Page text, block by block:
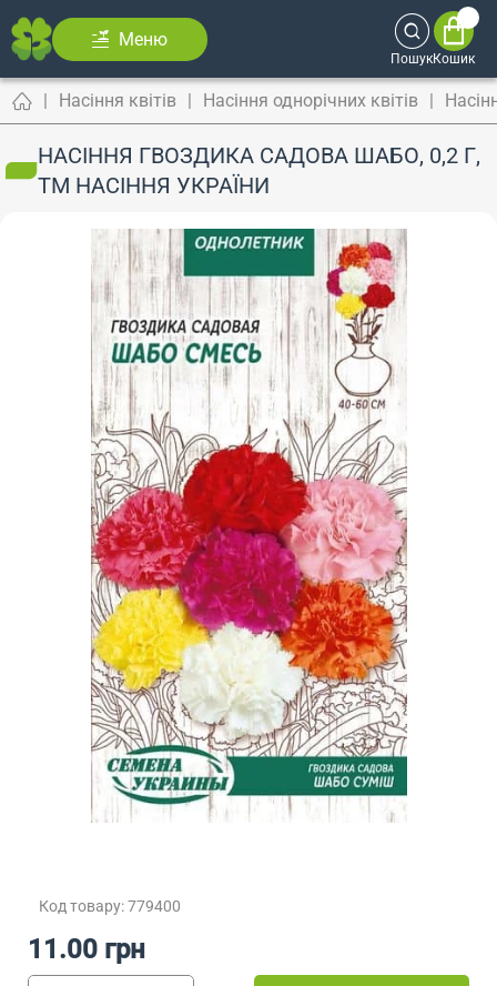
Меню
ПошукКошик
Насіння квітів Насіння однорічних квітів
НАСІННЯ ГВОЗДИКА САДОВА ШАБО, 0,2 Г,
ТМ НАСІННЯ УКРАЇНИ
Код товару: 779400
11.00 грн